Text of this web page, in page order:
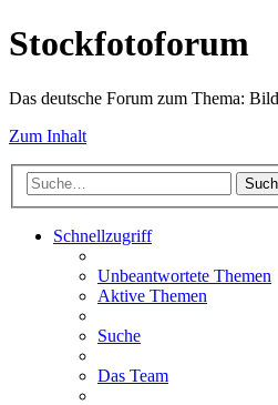
Stockfotoforum
Das deutsche Forum zum Thema:
Zum Inhalt
Schnellzugriff
Unbeantwortete Themen
Aktive Themen
Suche
Das Team